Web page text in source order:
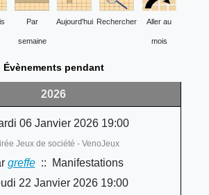
Par
semaine
Aujourd'hui Rechercher Aller au
mois
Évènements pendant
2026
06 Janvier 2026 19:00
Jeux de société - VenoJeux
greffe:: Manifestations
22 Janvier 2026 19:00